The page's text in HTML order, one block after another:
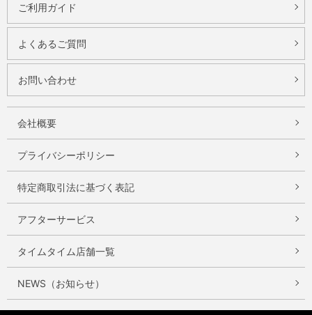
ご利用ガイド
よくあるご質問
お問い合わせ
会社概要
プライバシーポリシー
特定商取引法に基づく表記
アフターサービス
タイムタイム店舗一覧
NEWS（お知らせ）